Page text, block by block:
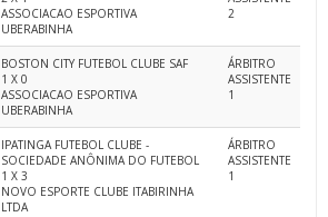
ASSOCIACAO ESPORTIVA
UBERABINHA
2
BOSTON CITY FUTEBOL CLUBE SAF
1 X 0
ASSOCIACAO ESPORTIVA
UBERABINHA
ÁRBITRO
ASSISTENTE
1
IPATINGA FUTEBOL CLUBE -
SOCIEDADE ANÔNIMA DO FUTEBOL
1 X 3
NOVO ESPORTE CLUBE ITABIRINHA
LTDA
ÁRBITRO
ASSISTENTE
1